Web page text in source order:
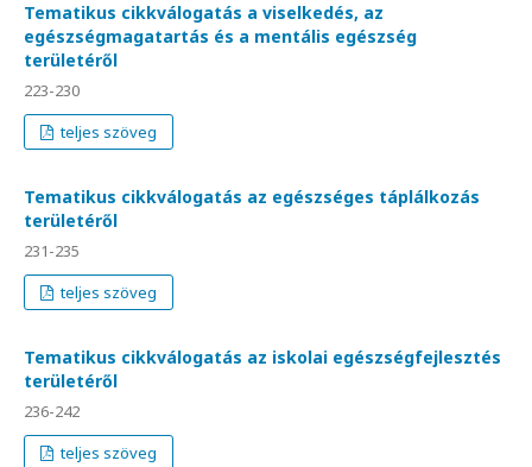
Tematikus cikkválogatás a viselkedés, az
egészségmagatartás és a mentális egészség
területéről
223-230
teljes szöveg
Tematikus cikkválogatás az egészséges táplálkozás
területéről
231-235
teljes szöveg
Tematikus cikkválogatás az iskolai egészségfejlesztés
területéről
236-242
teljes szöveg